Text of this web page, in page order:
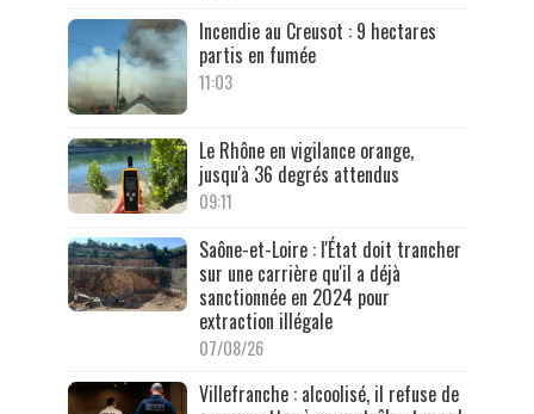
Incendie au Creusot : 9 hectares
partis en fumée
11:03
Le Rhône en vigilance orange,
jusqu'à 36 degrés attendus
09:11
Saône-et-Loire : l'État doit trancher
sur une carrière qu'il a déjà
sanctionnée en 2024 pour
extraction illégale
07/08/26
Villefranche : alcoolisé, il refuse de